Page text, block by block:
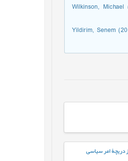
Wilkinson,
Yildirim, Senem
امر سیاسی